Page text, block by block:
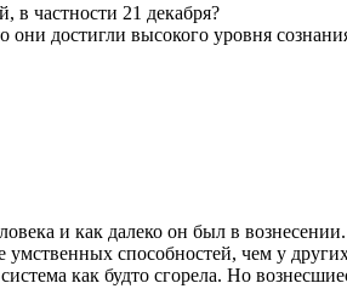
в частности 21 декабря?
достигли высокого уровня
и как далеко он был в
способностей, чем у
как будто сгорела. Но